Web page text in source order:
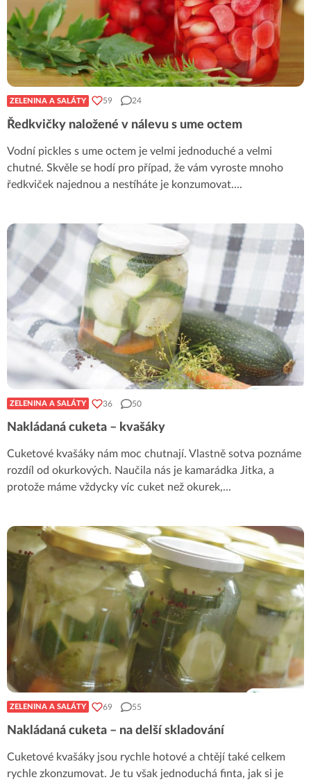
ZELENINA A SALÁTY 59 24
Ředkvičky naložené v nálevu s ume octem
Vodní pickles s ume octem je velmi jednoduché a velmi
chutné. Skvěle se hodí pro případ, že vám vyroste mnoho
ředkviček najednou a nestíháte je konzumovat....
ZELENINA A SALÁTY 36 50
Nakládaná cuketa – kvašáky
Cuketové kvašáky nám moc chutnají. Vlastně sotva poznáme
rozdíl od okurkových. Naučila nás je kamarádka Jitka, a
protože máme vždycky víc cuket než okurek,...
ZELENINA A SALÁTY 69 55
Nakládaná cuketa – na delší skladování
Cuketové kvašáky jsou rychle hotové a chtějí také celkem
rychle zkonzumovat. Je tu však jednoduchá finta, jak si je